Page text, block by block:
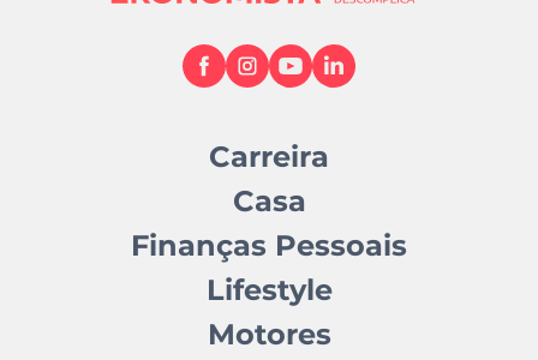
Carreira
Casa
Finanças Pessoais
Lifestyle
Motores